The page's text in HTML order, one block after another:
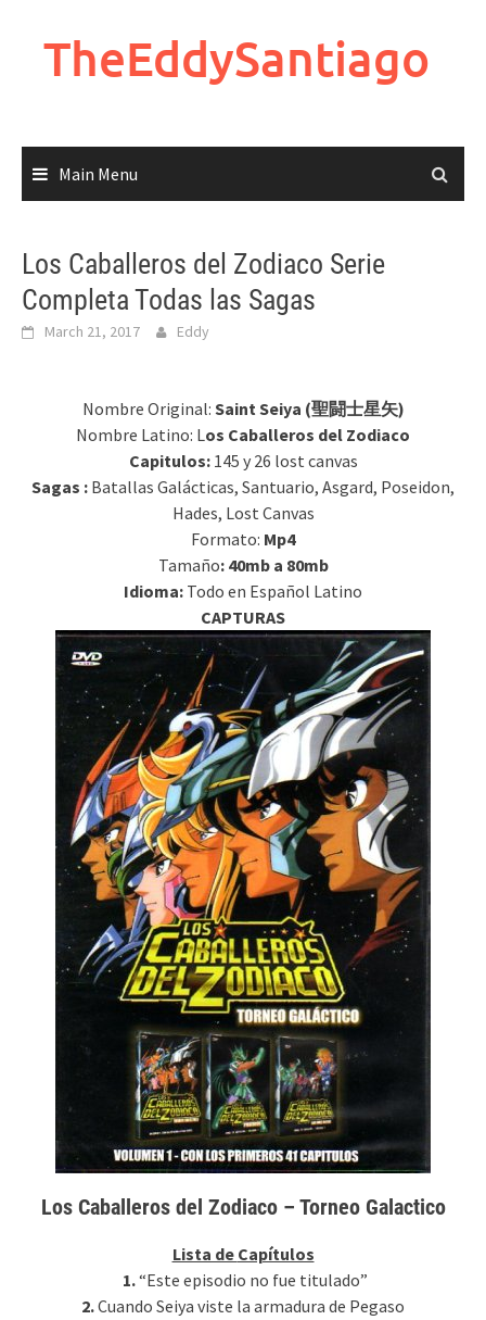
TheEddySantiago
Main Menu
Los Caballeros del Zodiaco Serie
Completa Todas las Sagas
March 21, 2017 Eddy
Nombre Original: Saint Seiya (聖闘士星矢)
Nombre Latino: Los Caballeros del Zodiaco
Capitulos:145 y 26 lost canvas
Sagas : Batallas Galácticas, Santuario, Asgard, Poseidon,
Hades, Lost Canvas
Formato: Mp4
Tamaño: 40mb a 80mb
Idioma: Todo en Español Latino
CAPTURAS
Los Caballeros del Zodiaco – Torneo Galactico
Lista de Capítulos
1.“Este episodio no fue titulado”
2.Cuando Seiya viste la armadura de Pegaso